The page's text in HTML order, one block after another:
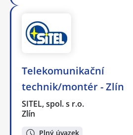
Telekomunikační
technik/montér - Zlín
SITEL, spol. s r.o.
Zlín
Plný úvazek